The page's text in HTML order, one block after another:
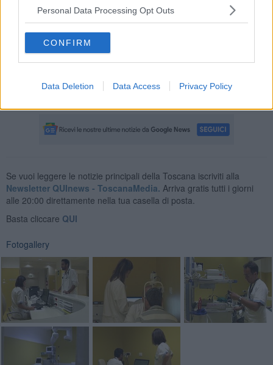
Personal Data Processing Opt Outs
CONFIRM
Data Deletion Data Access Privacy Policy
Il passaggio di Otorinolaringoiatria e Oculistica nel nuovo stabile,
si può accedere sia dal tradizionale ingresso di Careggi,
sia da via Pieraccini, altro non è se non la fase 1 di un progetto
con cui si punta a creare un
ortopedico dal Cto alla nuova struttura.
Se vuoi leggere le notizie principali della Toscana iscriviti alla
Newsletter QUInews - ToscanaMedia. Arriva gratis tutti i giorni
alle 20:00 direttamente nella tua casella di posta.
Basta cliccare QUI
Fotogallery